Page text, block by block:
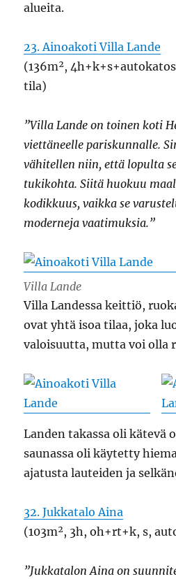
alueita.
23. Ainoakoti Villa Lande
(136m²,
tila)
”Villa Lande on toinen koti
viettäneelle pariskunnalle.
vähitellen niin, että lopulta
tukikohta. Siitä huokuu
kodikkuus, vaikka se
moderneja vaatimuksia.”
Villa Lande
Villa Landessa keittiö,
ovat yhtä isoa tilaa, joka
valoisuutta, mutta voi olla
Landen takassa oli kätevä
saunassa oli käytetty
ajatusta lauteiden ja
32. Jukkatalo Aina
(103m², 3h, oh+rt+k, s,
”Jukkatalon Aina on